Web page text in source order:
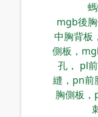
mgb後
中胸背板
側板，
孔， pl
縫，pn前
胸側板